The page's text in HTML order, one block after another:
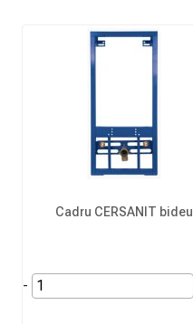
Cadru CERSANIT bideu
-